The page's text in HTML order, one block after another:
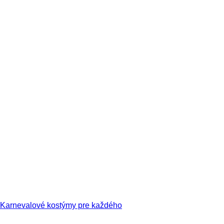
Karnevalové kostýmy pre každého